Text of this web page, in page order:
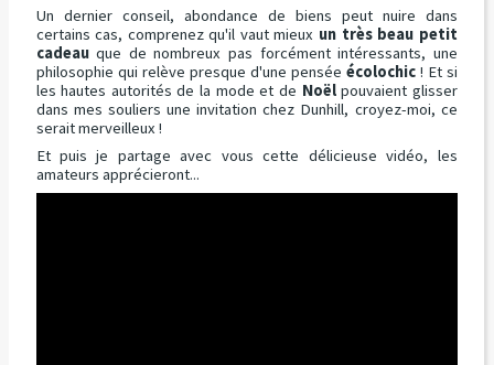
Un dernier conseil, abondance de biens peut nuire dans
certains cas, comprenez qu'il vaut mieux un très beau petit
cadeauque de nombreux pas forcément intéressants, une
philosophie qui relève presque d'une pensée écolochic! Et si
les hautes autorités de la mode et de Noëlpouvaient glisser
dans mes souliers une invitation chez Dunhill, croyez-moi, ce
serait merveilleux !
Et puis je partage avec vous cette délicieuse vidéo, les
amateurs apprécieront...